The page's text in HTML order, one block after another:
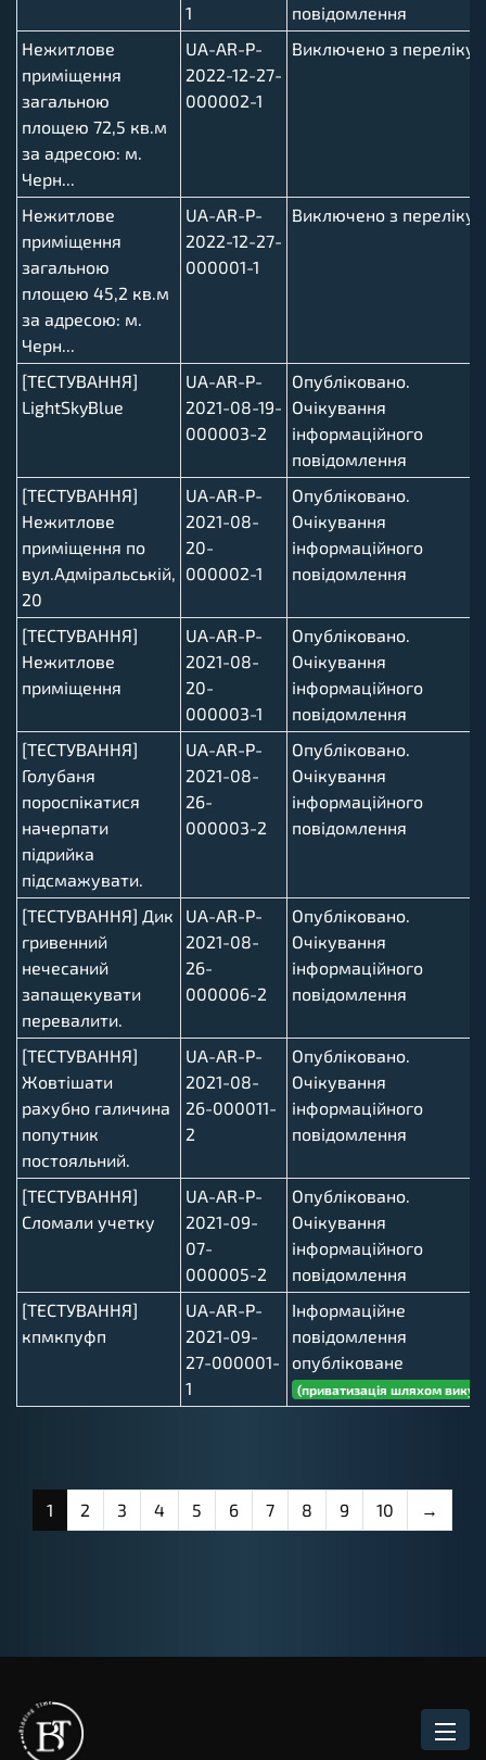
1
повідомлення
Нежитлове
приміщення
загальною
площею 72,5 кв.м
за адресою: м.
Черн...
UA-AR-P-
2022-12-27-
000002-1
Виключено з переліку
Нежитлове
приміщення
загальною
площею 45,2 кв.м
за адресою: м.
Черн...
UA-AR-P-
2022-12-27-
000001-1
Виключено з переліку
[ТЕСТУВАННЯ]
LightSkyBlue
UA-AR-P-
2021-08-19-
000003-2
Опубліковано.
Очікування
інформаційного
повідомлення
[ТЕСТУВАННЯ]
Нежитлове
приміщення по
вул.Адміральській,
20
UA-AR-P-
2021-08-
20-
000002-1
Опубліковано.
Очікування
інформаційного
повідомлення
[ТЕСТУВАННЯ]
Нежитлове
приміщення
UA-AR-P-
2021-08-
20-
000003-1
Опубліковано.
Очікування
інформаційного
повідомлення
[ТЕСТУВАННЯ]
Голубаня
пороспікатися
начерпати
підрийка
підсмажувати.
UA-AR-P-
2021-08-
26-
000003-2
Опубліковано.
Очікування
інформаційного
повідомлення
[ТЕСТУВАННЯ] Дик
гривенний
нечесаний
запащекувати
перевалити.
UA-AR-P-
2021-08-
26-
000006-2
Опубліковано.
Очікування
інформаційного
повідомлення
[ТЕСТУВАННЯ]
Жовтішати
рахубно галичина
попутник
постояльний.
UA-AR-P-
2021-08-
26-000011-
2
Опубліковано.
Очікування
інформаційного
повідомлення
[ТЕСТУВАННЯ]
Сломали учетку
UA-AR-P-
2021-09-
07-
000005-2
Опубліковано.
Очікування
інформаційного
повідомлення
[ТЕСТУВАННЯ]
кпмкпуфп
UA-AR-P-
2021-09-
27-000001-
1
Інформаційне
повідомлення
опубліковане
(приватизація шляхом
1 2 3 4 5 6 7 8 9 10 →